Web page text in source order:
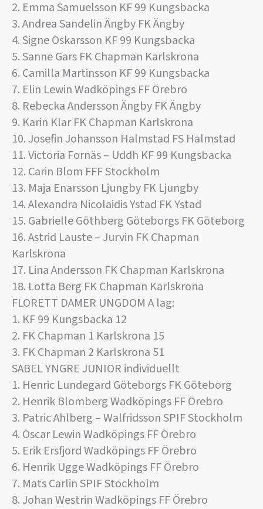
2. Emma Samuelsson KF 99 Kungsbacka
3. Andrea Sandelin Ängby FK Ängby
4. Signe Oskarsson KF 99 Kungsbacka
5. Sanne Gars FK Chapman Karlskrona
6. Camilla Martinsson KF 99 Kungsbacka
7. Elin Lewin Wadköpings FF Örebro
8. Rebecka Andersson Ängby FK Ängby
9. Karin Klar FK Chapman Karlskrona
10. Josefin Johansson Halmstad FS Halmstad
11. Victoria Fornäs – Uddh KF 99 Kungsbacka
12. Carin Blom FFF Stockholm
13. Maja Enarsson Ljungby FK Ljungby
14. Alexandra Nicolaidis Ystad FK Ystad
15. Gabrielle Göthberg Göteborgs FK Göteborg
16. Astrid Lauste – Jurvin FK Chapman
Karlskrona
17. Lina Andersson FK Chapman Karlskrona
18. Lotta Berg FK Chapman Karlskrona
FLORETT DAMER UNGDOM A lag:
1. KF 99 Kungsbacka 12
2. FK Chapman 1 Karlskrona 15
3. FK Chapman 2 Karlskrona 51
SABEL YNGRE JUNIOR individuellt
1. Henric Lundegard Göteborgs FK Göteborg
2. Henrik Blomberg Wadköpings FF Örebro
3. Patric Ahlberg – Walfridsson SPIF Stockholm
4. Oscar Lewin Wadköpings FF Örebro
5. Erik Ersfjord Wadköpings FF Örebro
6. Henrik Ugge Wadköpings FF Örebro
7. Mats Carlin SPIF Stockholm
8. Johan Westrin Wadköpings FF Örebro